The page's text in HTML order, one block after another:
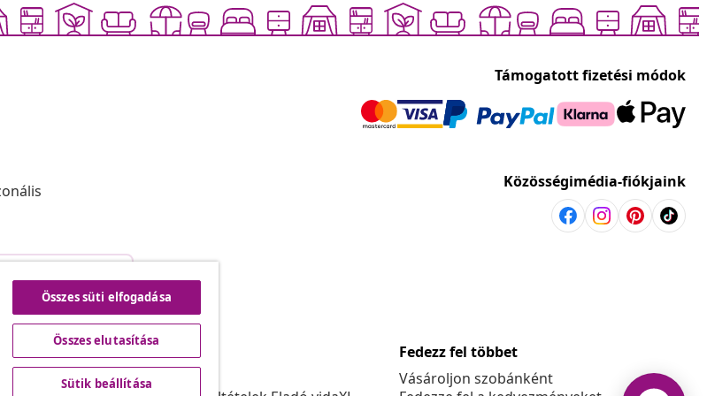
Támogatott fizetési módok
Közösségimédia-fiókjaink
való elállás
vidaXL
A vidaXL-ről
Fedezz fel többet
Vásároljon szobánként
Összes süti elfogadása
Összes elutasítása
Sütik beállítása